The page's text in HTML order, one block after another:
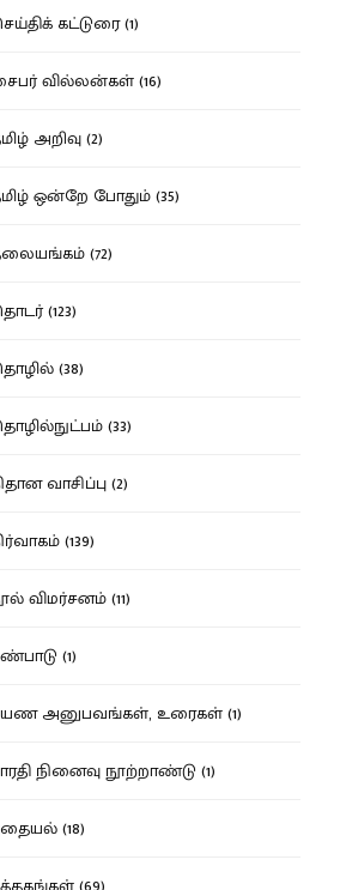
கட்டுரை (1)
வில்லன்கள் (16)
அறிவு (2)
ஒன்றே போதும் (35)
(72)
(123)
(38)
(33)
வாசிப்பு (2)
(139)
விமர்சனம் (11)
(1)
அனுபவங்கள், உரைகள் (1)
நினைவு நூற்றாண்டு (1)
(18)